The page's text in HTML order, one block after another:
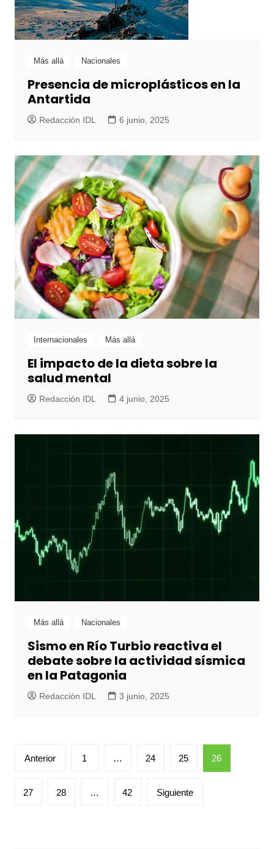
Más allá Nacionales
Presencia de microplásticos en la
Antartida
Redacción IDL 6 junio, 2025
Internacionales Más allá
El impacto de la dieta sobre la
salud mental
Redacción IDL 4 junio, 2025
Más allá Nacionales
Sismo en Río Turbio reactiva el
debate sobre la actividad sísmica
en la Patagonia
Redacción IDL 3 junio, 2025
Paginación
entradas
Anterior 1 … 24 25 26
27 28 … 42 Siguiente